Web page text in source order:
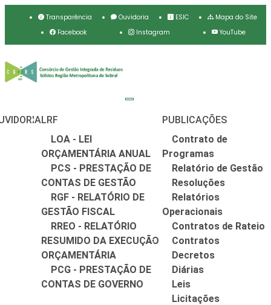
Transparência Ouvidoria ESIC
Mapa do Site
Facebook
Instagram YouTube
LRF
LOA - LEI
ORÇAMENTÁRIA ANUAL
PCS - PRESTAÇÃO DE
CONTAS DE GESTÃO
RGF - RELATÓRIO DE
GESTÃO FISCAL
RREO - RELATÓRIO
RESUMIDO DA EXECUÇÃO
ORÇAMENTÁRIA
PCG - PRESTAÇÃO DE
CONTAS DE GOVERNO
PUBLICAÇÕES
Contrato de
Programas
Relatório de Gestão
Resoluções
Relatórios
Operacionais
Contratos de Rateio
Contratos
Decretos
Diárias
Leis
Licitações